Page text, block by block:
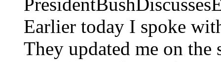
Earlier today I spoke
They updated me on the